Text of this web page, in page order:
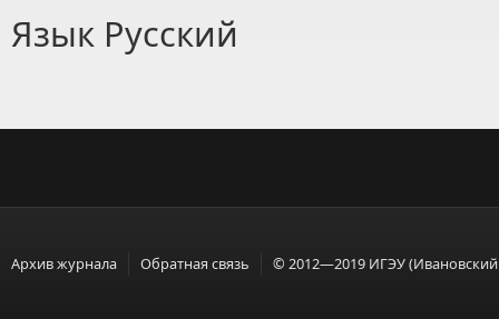
Язык Русский
Архив журнала Обратная связь © 2012—2019 ИГЭУ (Ивановский